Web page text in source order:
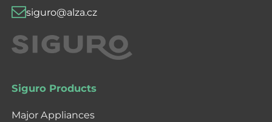
siguro@alza.cz
Siguro Products
Major Appliances